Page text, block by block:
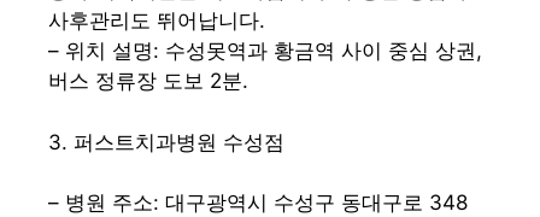
사후관리도 뛰어납니다.
– 위치 설명: 수성못역과 황금역 사이 중심 상권,
버스 정류장 도보 2분.
3. 퍼스트치과병원 수성점
– 병원 주소: 대구광역시 수성구 동대구로 348